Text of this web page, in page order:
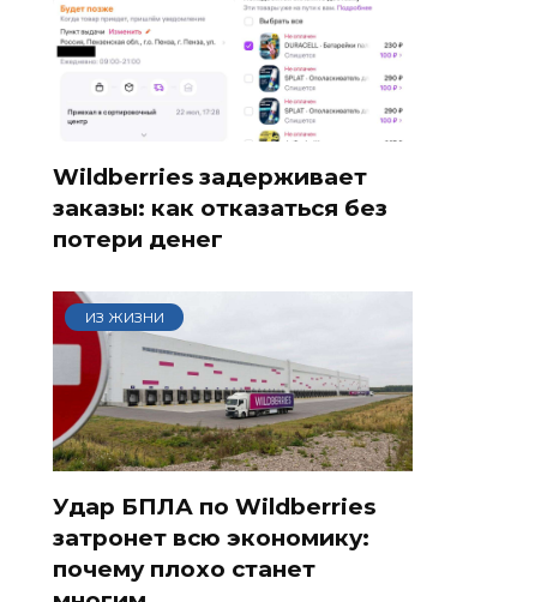
Wildberries задерживает
заказы: как отказаться без
потери денег
ИЗ ЖИЗНИ
Удар БПЛА по Wildberries
затронет всю экономику:
почему плохо станет